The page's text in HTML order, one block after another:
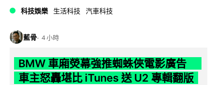
科技娛樂 生活科技 汽車科技
藍骨 4 小時
BMW 車廂熒幕強推蜘蛛俠電影廣告
車主怒轟堪比 iTunes 送 U2 專輯翻版